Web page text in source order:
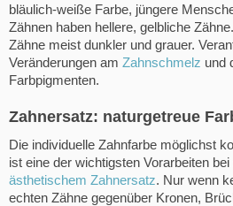
bläulich-weiße Farbe, jüngere
Zähnen haben hellere, gelbliche
Zähne meist dunkler und grauer.
Veränderungen am Zahnschmelz und
Farbpigmenten.
Zahnersatz: naturgetreue
Die individuelle Zahnfarbe möglichst
ist eine der wichtigsten Vorarbeiten
ästhetischem Zahnersatz. Nur wenn
echten Zähne gegenüber Kronen,